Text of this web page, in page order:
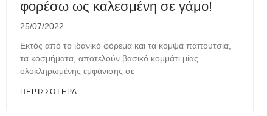
φορέσω ως καλεσμένη σε γάμο!
25/07/2022
Εκτός από το ιδανικό φόρεμα και τα κομψά παπούτσια,
τα κοσμήματα, αποτελούν βασικό κομμάτι μίας
ολοκληρωμένης εμφάνισης σε
ΠΕΡΙΣΣΟΤΕΡΑ